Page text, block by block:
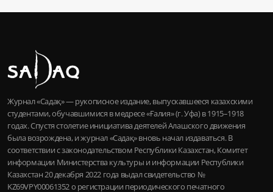
Журнал «Садақ» — рукописное издание, выпускавшееся казахскими
студентами, обучавшимися в медресе «Ғалия» (г. Уфа) в 1915–1918
годах. Спустя столетие инициатива деятелей Алашского движения
была возрождена, и журнал «Садақ» вновь начал издаваться. В
соответствии с законодательством Республики Казахстан, Комитет
информации Министерства культуры и информации Республики
Казахстан 20 декабря 2022 года выдал свидетельство №
KZ69VPY00061352 о регистрации периодического печатного